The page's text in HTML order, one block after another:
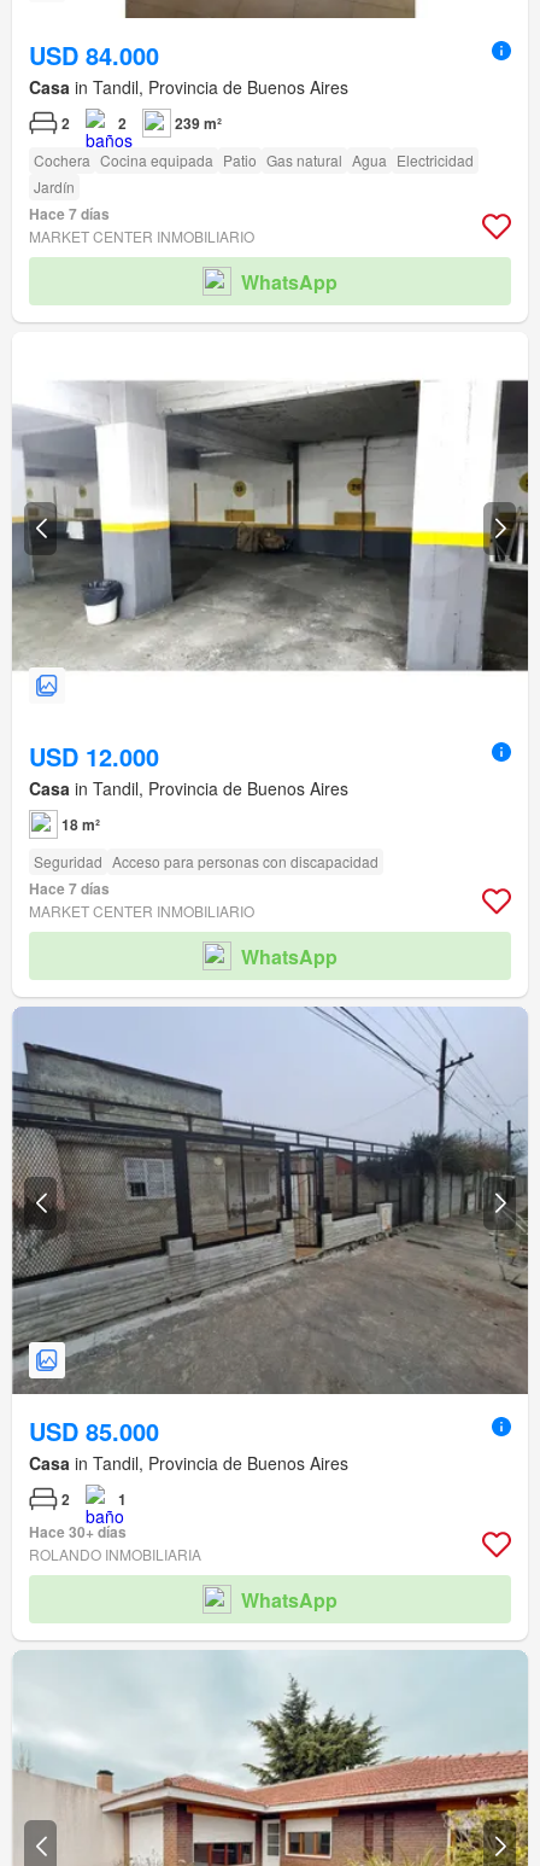
USD 84.000
Casa in Tandil, Provincia de Buenos Aires
2 2 239 m²
Cochera Cocina equipada Patio Gas natural Agua Electricidad
Jardín
Hace 7 días
MARKET CENTER INMOBILIARIO
WhatsApp
USD 12.000
Casa in Tandil, Provincia de Buenos Aires
18 m²
Seguridad Acceso para personas con discapacidad
Hace 7 días
MARKET CENTER INMOBILIARIO
WhatsApp
USD 85.000
Casa in Tandil, Provincia de Buenos Aires
2
1
Hace 30+ días
ROLANDO INMOBILIARIA
WhatsApp